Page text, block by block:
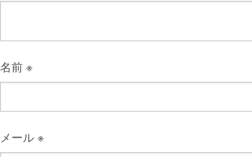
名前 ※
メール ※